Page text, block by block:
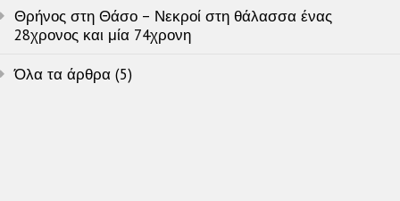
Θρήνος στη Θάσο – Νεκροί στη θάλασσα ένας
28χρονος και μία 74χρονη
Όλα τα άρθρα (5)